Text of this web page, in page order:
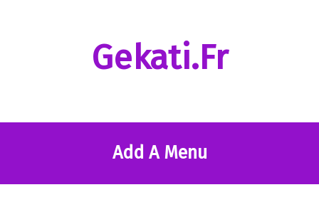
Gekati.fr
Add A Menu